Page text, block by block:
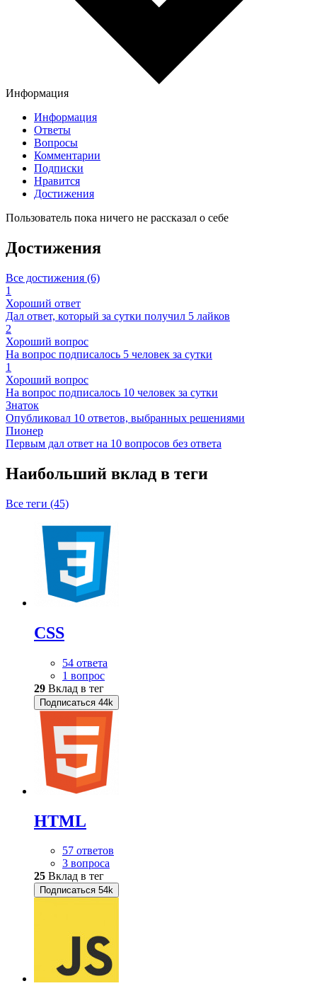
Информация
Информация
Ответы
Вопросы
Комментарии
Подписки
Нравится
Достижения
Пользователь пока ничего не рассказал о себе
Достижения
Все достижения (6)
1
Хороший ответ
Дал ответ, который за сутки получил 5 лайков
2
Хороший вопрос
На вопрос подписалось 5 человек за сутки
1
Хороший вопрос
На вопрос подписалось 10 человек за сутки
Знаток
Опубликовал 10 ответов, выбранных решениями
Пионер
Первым дал ответ на 10 вопросов без ответа
Наибольший вклад в теги
Все теги (45)
CSS
54 ответа
1 вопрос
29 Вклад в тег
Подписаться 44k
HTML
57 ответов
3 вопроса
25 Вклад в тег
Подписаться 54k